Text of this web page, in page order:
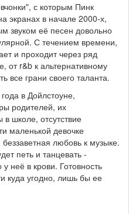
с которым Пинк
экранах в начале 2000-х,
звуком её песен довольно
С течением времени,
и проходит через ряд
от r&b к альтернативному
все грани своего таланта.
в Дойлстоуне,
родителей, их
школе, отсутствие
маленькой девочке
любовь к музыке.
петь и танцевать -
неё в крови. Готовность
куда угодно, лишь бы ее